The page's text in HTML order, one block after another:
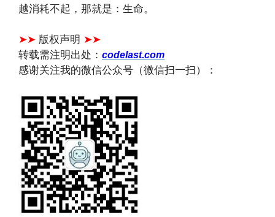
越消耗不起，那就是：生命。
➤➤ 版权声明 ➤➤
转载需注明出处： codelast.com
感谢关注我的微信公众号（微信扫一扫）：